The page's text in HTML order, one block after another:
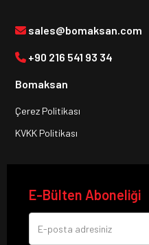
sales@bomaksan.com
+90 216 541 93 34
Bomaksan
Çerez Politikası
KVKK Politikası
E-Bülten Aboneliği